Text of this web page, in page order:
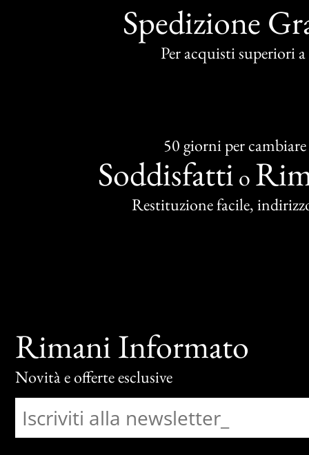
Spedizione
Per acquisti superiori
50 giorni per cambiare
Soddisfatti o
Restituzione facile,
Rimani Informato
Novità e offerte esclusive